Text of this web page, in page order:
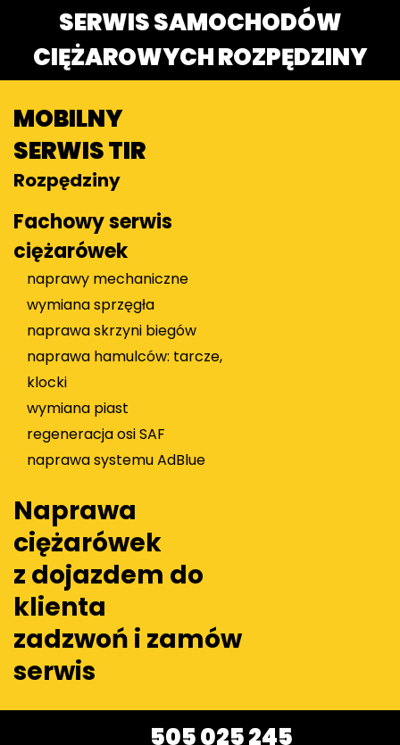
SERWIS SAMOCHODÓW
CIĘŻAROWYCH ROZPĘDZINY
MOBILNY
SERWIS TIR
Rozpędziny
Fachowy serwis
ciężarówek
naprawy mechaniczne
wymiana sprzęgła
naprawa skrzyni biegów
naprawa hamulców: tarcze,
klocki
wymiana piast
regeneracja osi SAF
naprawa systemu AdBlue
Naprawa
ciężarówek
z dojazdem do
klienta
zadzwoń i zamów
serwis
505 025 245